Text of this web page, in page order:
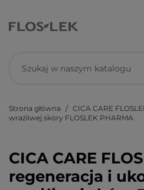
Strona główna
CICA CARE
wrażliwej skóry FLOSLEK PHARMA
CICA CARE
regeneracja i